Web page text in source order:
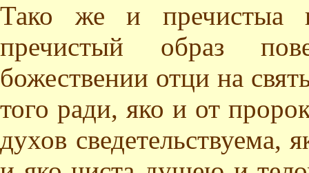
Тако же и пречистыа
пречистый образ
божествении отци на
того ради, яко и от
духов сведетельствуема,